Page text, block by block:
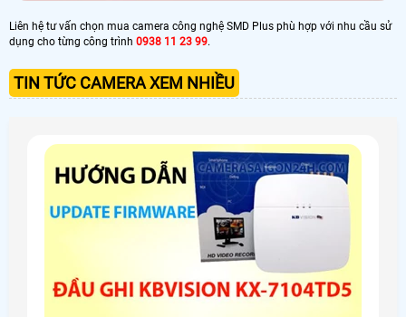
Liên hệ tư vấn chọn mua camera công nghệ SMD Plus phù hợp với nhu cầu sử
dụng cho từng công trình 0938 11 23 99.
TIN TỨC CAMERA XEM NHIỀU